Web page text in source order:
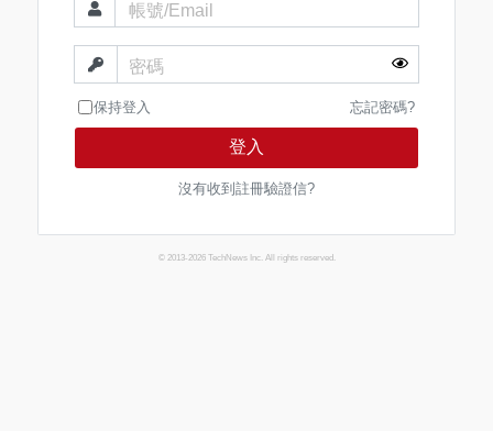
帳號/Email
密碼
保持登入 忘記密碼?
登入
沒有收到註冊驗證信?
© 2013-2026 TechNews Inc. All rights reserved.